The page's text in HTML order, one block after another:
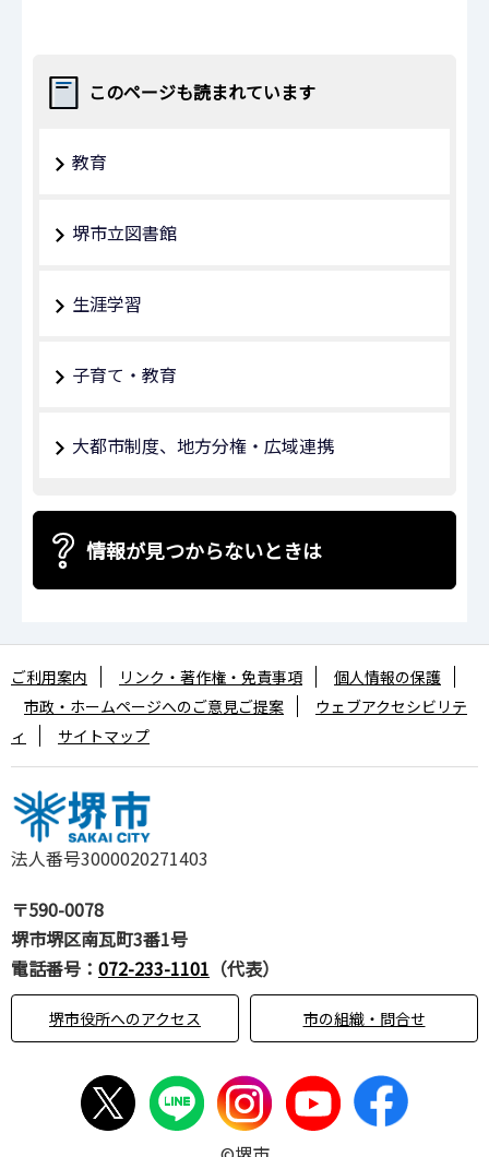
このページも読まれています
教育
堺市立図書館
生涯学習
子育て・教育
大都市制度、地方分権・広域連携
情報が見つからないときは
法人番号3000020271403
〒590-0078
堺市堺区南瓦町3番1号
電話番号： 072-233-1101 （代表）
堺市役所へのアクセス 市の組織・問合せ
ご利用案内 リンク・著作権・免責事項
個人情報の保護
市政・ホームページへのご意見ご提案
ウェブアクセシビリテ
ィ
サイトマップ